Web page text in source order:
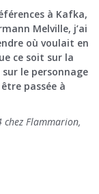
à Kafka,
Melville, j’ai
où voulait en
ce soit sur la
le personnage
passée à
chez Flammarion,